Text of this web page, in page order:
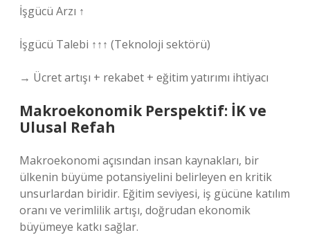
İşgücü Arzı ↑
İşgücü Talebi ↑↑↑ (Teknoloji sektörü)
→ Ücret artışı + rekabet + eğitim yatırımı ihtiyacı
Makroekonomik Perspektif: İK ve
Ulusal Refah
Makroekonomi açısından insan kaynakları, bir
ülkenin büyüme potansiyelini belirleyen en kritik
unsurlardan biridir. Eğitim seviyesi, iş gücüne katılım
oranı ve verimlilik artışı, doğrudan ekonomik
büyümeye katkı sağlar.